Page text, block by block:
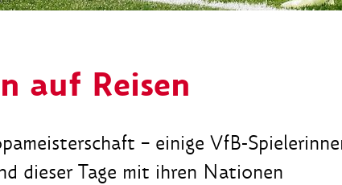
auf Reisen
– einige VfB-
dieser Tage mit ihren Nationen